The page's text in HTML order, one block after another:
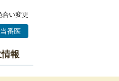
合い変更
番医
報